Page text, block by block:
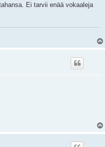
Ei tarvii enää vokaaleja